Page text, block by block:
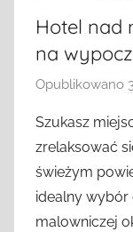
Hotel nad
na
Opublikowano
Szukasz
zrelaksować
świeżym
idealny wybór
malowniczej